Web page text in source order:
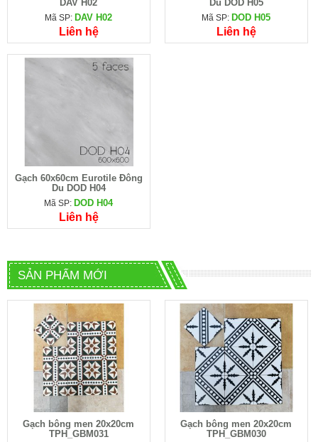
DAV H02
Mã SP: DAV H02
Liên hệ
Du DOD H05
Mã SP: DOD H05
Liên hệ
Gạch 60x60cm Eurotile Đông
Du DOD H04
Mã SP: DOD H04
Liên hệ
SẢN PHẨM MỚI
Gạch bông men 20x20cm
TPH_GBM031
Gạch bông men 20x20cm
TPH_GBM030